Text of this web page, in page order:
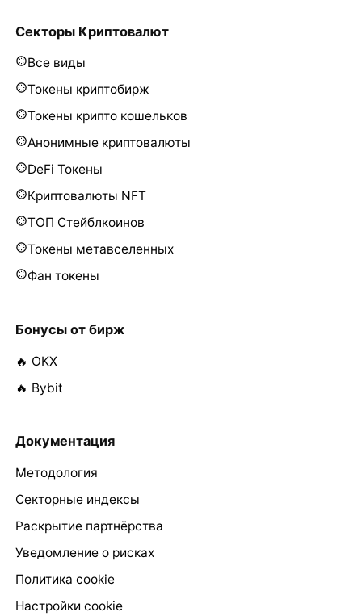
Секторы Криптовалют
Все виды
Токены криптобирж
Токены крипто кошельков
Анонимные криптовалюты
DeFi Токены
Криптовалюты NFT
ТОП Стейблкоинов
Токены метавселенных
Фан токены
Бонусы от бирж
🔥 OKX
🔥 Bybit
Документация
Методология
Секторные индексы
Раскрытие партнёрства
Уведомление о рисках
Политика cookie
Настройки cookie